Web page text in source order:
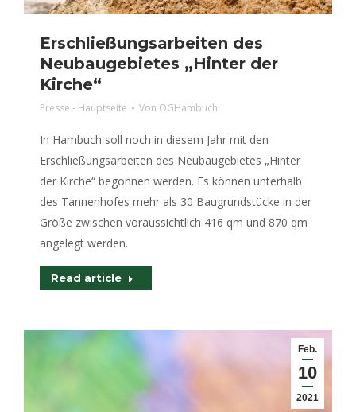
Erschließungsarbeiten des
Neubaugebietes „Hinter der
Kirche“
Presse - Hauptseite Von OGHambuch
In Hambuch soll noch in diesem Jahr mit den
Erschließungsarbeiten des Neubaugebietes „Hinter
der Kirche“ begonnen werden. Es können unterhalb
des Tannenhofes mehr als 30 Baugrundstücke in der
Größe zwischen voraussichtlich 416 qm und 870 qm
angelegt werden.
Read article
Feb.
10
2021